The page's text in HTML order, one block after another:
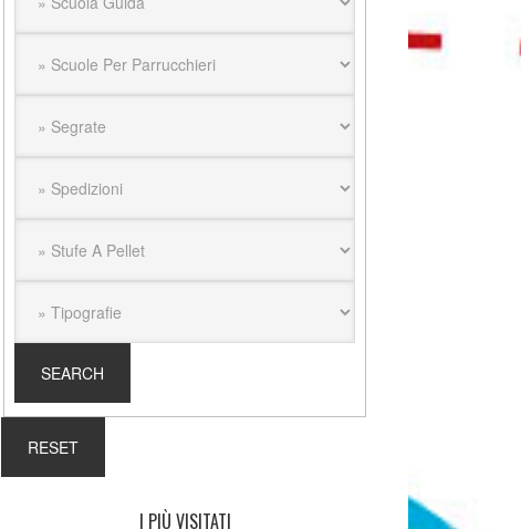
I PIÙ VISITATI